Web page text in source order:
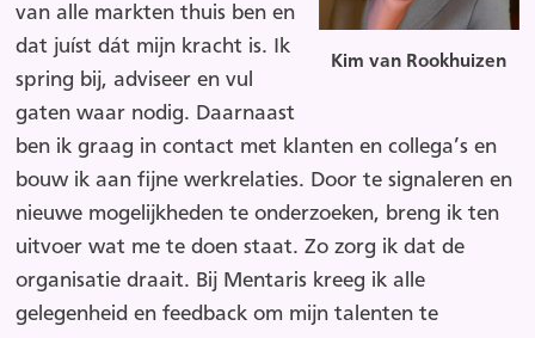
Kim van Rookhuizen
van alle markten thuis ben en
dat juíst dát mijn kracht is. Ik
spring bij, adviseer en vul
gaten waar nodig. Daarnaast
ben ik graag in contact met klanten en collega’s en
bouw ik aan fijne werkrelaties. Door te signaleren en
nieuwe mogelijkheden te onderzoeken, breng ik ten
uitvoer wat me te doen staat. Zo zorg ik dat de
organisatie draait. Bij Mentaris kreeg ik alle
gelegenheid en feedback om mijn talenten te